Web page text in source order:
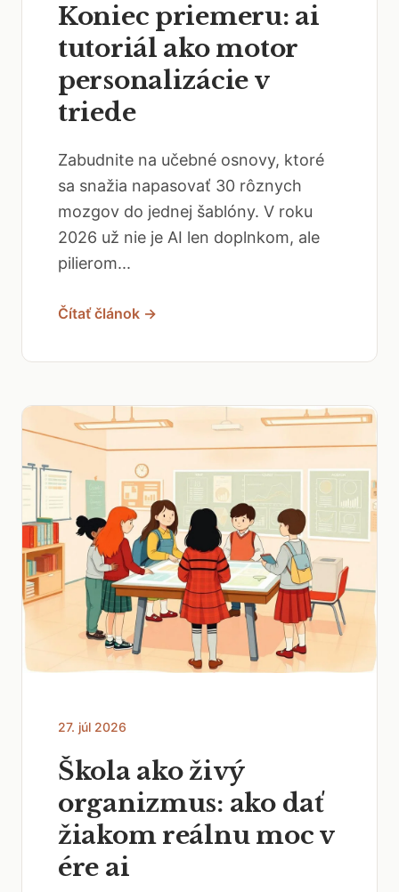
Koniec priemeru: ai
tutoriál ako motor
personalizácie v
triede
Zabudnite na učebné osnovy, ktoré
sa snažia napasovať 30 rôznych
mozgov do jednej šablóny. V roku
2026 už nie je AI len doplnkom, ale
pilierom...
Čítať článok →
27. júl 2026
Škola ako živý
organizmus: ako dať
žiakom reálnu moc v
ére ai